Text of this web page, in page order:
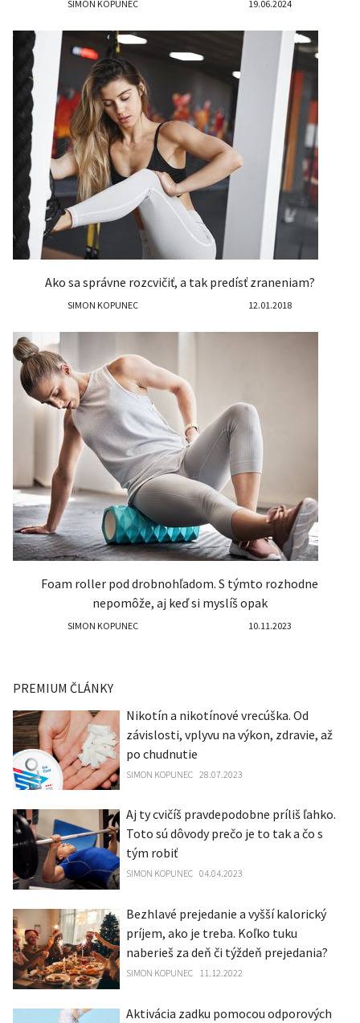
SIMON KOPUNEC 19.06.2024
Ako sa správne rozcvičiť, a tak predísť zraneniam?
SIMON KOPUNEC 12.01.2018
Foam roller pod drobnohľadom. S týmto rozhodne
nepomôže, aj keď si myslíš opak
SIMON KOPUNEC 10.11.2023
PREMIUM ČLÁNKY
Nikotín a nikotínové vrecúška. Od
závislosti, vplyvu na výkon, zdravie, až
po chudnutie
SIMON KOPUNEC 28.07.2023
Aj ty cvičíš pravdepodobne príliš ľahko.
Toto sú dôvody prečo je to tak a čo s
tým robiť
SIMON KOPUNEC 04.04.2023
Bezhlavé prejedanie a vyšší kalorický
príjem, ako je treba. Koľko tuku
naberieš za deň či týždeň prejedania?
SIMON KOPUNEC 11.12.2022
Aktivácia zadku pomocou odporových